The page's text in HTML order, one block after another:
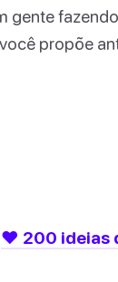
gente
propõe
❤️ 200 ideias